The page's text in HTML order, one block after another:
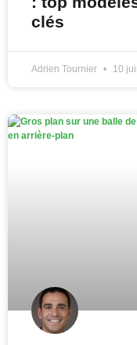
clés
Adrien Tournier 10